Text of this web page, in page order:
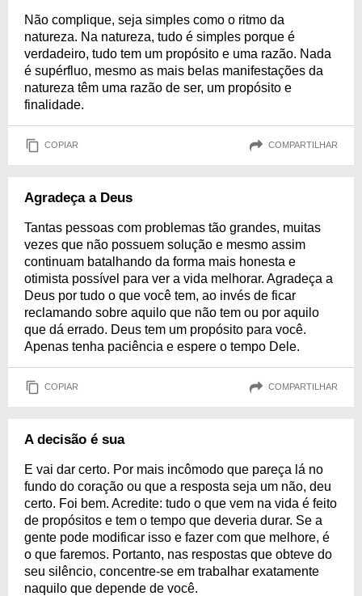
Não complique, seja simples como o ritmo da
natureza. Na natureza, tudo é simples porque é
verdadeiro, tudo tem um propósito e uma razão. Nada
é supérfluo, mesmo as mais belas manifestações da
natureza têm uma razão de ser, um propósito e
finalidade.
COPIAR COMPARTILHAR
Agradeça a Deus
Tantas pessoas com problemas tão grandes, muitas
vezes que não possuem solução e mesmo assim
continuam batalhando da forma mais honesta e
otimista possível para ver a vida melhorar. Agradeça a
Deus por tudo o que você tem, ao invés de ficar
reclamando sobre aquilo que não tem ou por aquilo
que dá errado. Deus tem um propósito para você.
Apenas tenha paciência e espere o tempo Dele.
COPIAR COMPARTILHAR
A decisão é sua
E vai dar certo. Por mais incômodo que pareça lá no
fundo do coração ou que a resposta seja um não, deu
certo. Foi bem. Acredite: tudo o que vem na vida é feito
de propósitos e tem o tempo que deveria durar. Se a
gente pode modificar isso e fazer com que melhore, é
o que faremos. Portanto, nas respostas que obteve do
seu silêncio, concentre-se em trabalhar exatamente
naquilo que depende de você.